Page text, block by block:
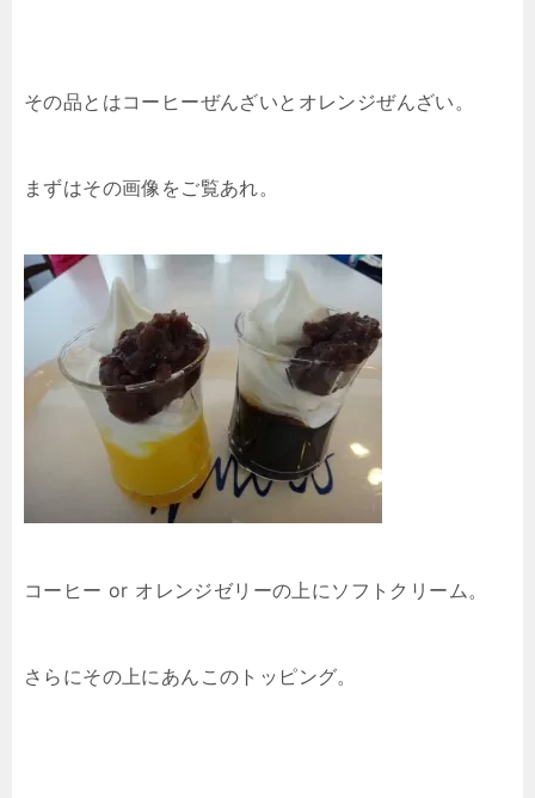
その品とはコーヒーぜんざいとオレンジぜんざい。
まずはその画像をご覧あれ。
コーヒー or オレンジゼリーの上にソフトクリーム。
さらにその上にあんこのトッピング。